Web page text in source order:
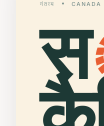
गंतव्य CANADA
स